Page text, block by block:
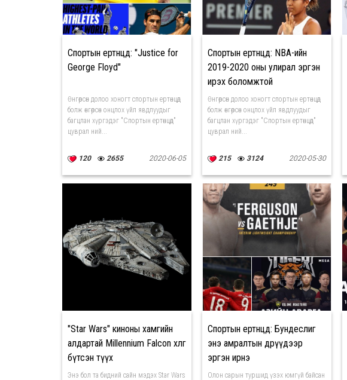
Спортын ертөнцөд: "Justice for
George Floyd"
Өнгөрсөн долоо хоногт спортын ертөнцөд
болж өнгөрсөн онцлох үйл явдлуудыг
багцлан хүргэдэг "Спортын ертөнцөд"
цуврал ний...
120 2655 2020-06-05
Спортын ертөнцөд: NBA-ийн
2019-2020 оны улирал эргэн
ирэх боломжтой
Өнгөрсөн долоо хоногт спортын ертөнцөд
болж өнгөрсөн онцлох үйл явдлуудыг
багцлан хүргэдэг "Спортын ертөнцөд"
цуврал ний...
215 3124 2020-05-30
"Star Wars" киноны хамгийн
алдартай Millennium Falcon хөлөг
бүтсэн түүх
Энэ бол та бидний сайн мэдэх Star Wars
Спортын ертөнцөд: Бундеслиг
энэ амралтын өдрүүдээр
эргэн ирнэ
Олон сарын туршид үзэх юмгүй байсан